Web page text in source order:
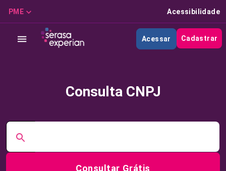
PME Acessibilidade
Acessar Cadastrar
Consulta CNPJ
Consultar Grátis